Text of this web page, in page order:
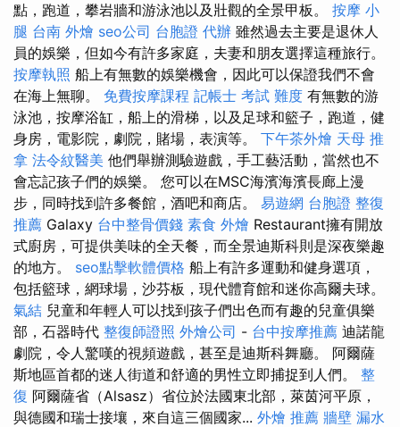
點，跑道，攀岩牆和游泳池以及壯觀的全景甲板。 按摩 小
腿 台南 外燴 seo公司 台胞證 代辦 雖然過去主要是退休人
員的娛樂，但如今有許多家庭，夫妻和朋友選擇這種旅行。
按摩執照 船上有無數的娛樂機會，因此可以保證我們不會
在海上無聊。 免費按摩課程 記帳士 考試 難度 有無數的游
泳池，按摩浴缸，船上的滑梯，以及足球和籃子，跑道，健
身房，電影院，劇院，賭場，表演等。 下午茶外燴 天母 推
拿 法令紋醫美 他們舉辦測驗遊戲，手工藝活動，當然也不
會忘記孩子們的娛樂。 您可以在MSC海濱海濱長廊上漫
步，同時找到許多餐館，酒吧和商店。 易遊網 台胞證 整復
推薦 Galaxy 台中整骨價錢 素食 外燴 Restaurant擁有開放
式廚房，可提供美味的全天餐，而全景迪斯科則是深夜樂趣
的地方。 seo點擊軟體價格 船上有許多運動和健身選項，
包括籃球，網球場，沙芬板，現代體育館和迷你高爾夫球。
氣結 兒童和年輕人可以找到孩子們出色而有趣的兒童俱樂
部，石器時代 整復師證照 外燴公司 - 台中按摩推薦 迪諾龍
劇院，令人驚嘆的視頻遊戲，甚至是迪斯科舞廳。 阿爾薩
斯地區首都的迷人街道和舒適的男性立即捕捉到人們。 整
復 阿爾薩省（Alsasz）省位於法國東北部，萊茵河平原，
與德國和瑞士接壤，來自這三個國家... 外燴 推薦 牆壁 漏水